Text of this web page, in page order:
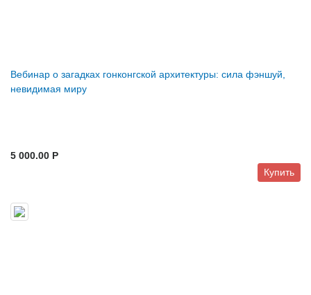
Вебинар о загадках гонконгской архитектуры: сила фэншуй,
невидимая миру
5 000.00 P
Купить